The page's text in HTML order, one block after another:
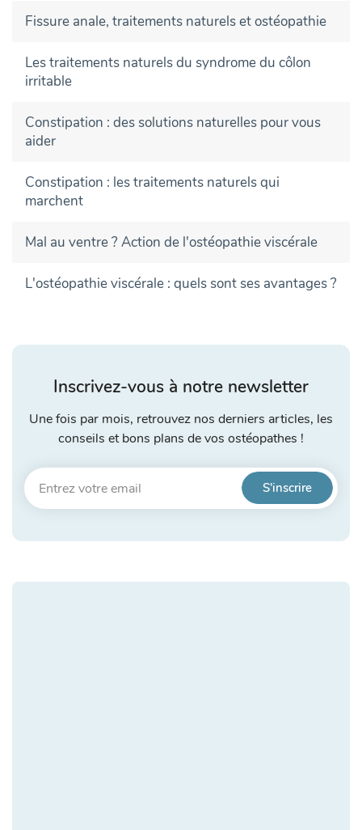
Fissure anale, traitements naturels et ostéopathie
Les traitements naturels du syndrome du côlon
irritable
Constipation : des solutions naturelles pour vous
aider
Constipation : les traitements naturels qui
marchent
Mal au ventre ? Action de l'ostéopathie viscérale
L'ostéopathie viscérale : quels sont ses avantages ?
Inscrivez-vous à notre newsletter
Une fois par mois, retrouvez nos derniers articles, les
conseils et bons plans de vos ostéopathes !